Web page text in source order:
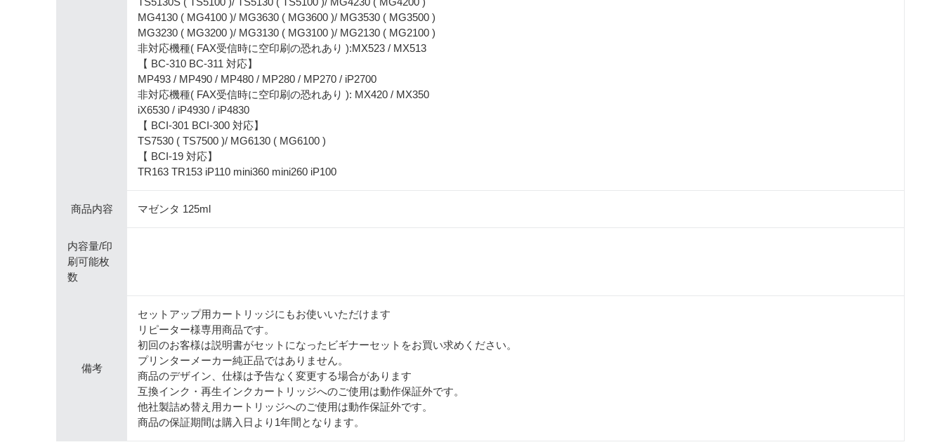
MG4130 ( MG4100 )/ MG3630 ( MG3600 )/ MG3530 ( MG3500 )
MG3230 ( MG3200 )/ MG3130 ( MG3100 )/ MG2130 ( MG2100 )
非対応機種( FAX受信時に空印刷の恐れあり ):MX523 / MX513
【 BC-310 BC-311 対応】
MP493 / MP490 / MP480 / MP280 / MP270 / iP2700
非対応機種( FAX受信時に空印刷の恐れあり ): MX420 / MX350
iX6530 / iP4930 / iP4830
【 BCI-301 BCI-300 対応】
TS7530 ( TS7500 )/ MG6130 ( MG6100 )
【 BCI-19 対応】
TR163 TR153 iP110 mini360 mini260 iP100
商品内容 マゼンタ 125ml
内容量/印
刷可能枚
数
備考
セットアップ用カートリッジにもお使いいただけます
リピーター様専用商品です。
初回のお客様は説明書がセットになったビギナーセットをお買い求めください。
プリンターメーカー純正品ではありません。
商品のデザイン、仕様は予告なく変更する場合があります
互換インク・再生インクカートリッジへのご使用は動作保証外です。
他社製詰め替え用カートリッジへのご使用は動作保証外です。
商品の保証期間は購入日より1年間となります。